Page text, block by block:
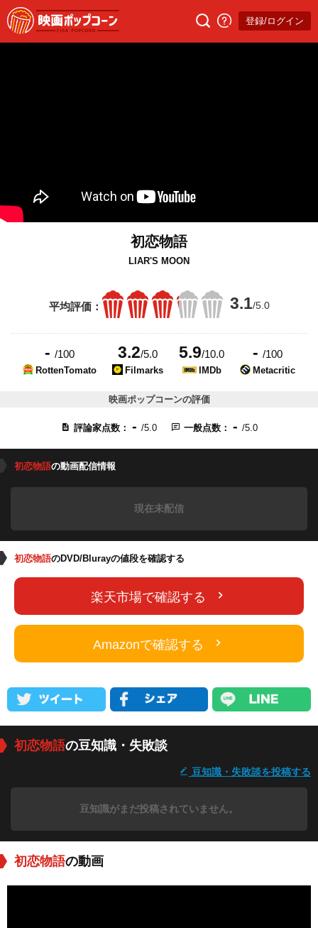
登録/ログイン
初恋物語
LIAR'S MOON
平均評価： 3.1/5.0
- /100
RottenTomato
3.2/5.0
Filmarks
5.9/10.0
IMDb
- /100
Metacritic
映画ポップコーンの評価
評論家点数： - /5.0 一般点数： - /5.0
初恋物語の動画配信情報
現在未配信
初恋物語のDVD/Blurayの値段を確認する
楽天市場で確認する
Amazonで確認する
初恋物語の豆知識・失敗談
豆知識・失敗談を投稿する
豆知識がまだ投稿されていません。
初恋物語の動画